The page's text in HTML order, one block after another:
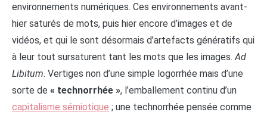
environnements numériques. Ces environnements avant-
hier saturés de mots, puis hier encore d’images et de
vidéos, et qui le sont désormais d’artefacts génératifs qui
à leur tout sursaturent tant les mots que les images.Ad
Libitum. Vertiges non d’une simple logorrhée mais d’une
sorte de « technorrhée », l’emballement continu d’un
capitalisme sémiotique ; une technorrhée pensée comme